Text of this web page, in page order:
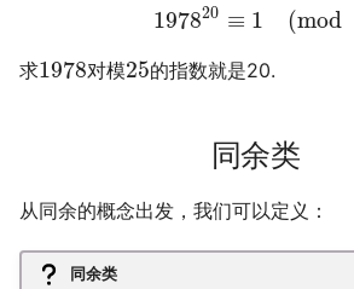
197820 ≡ 1 (mod
求1978对模25的指数就是20.
同余类
从同余的概念出发，我们可以定义：
同余类